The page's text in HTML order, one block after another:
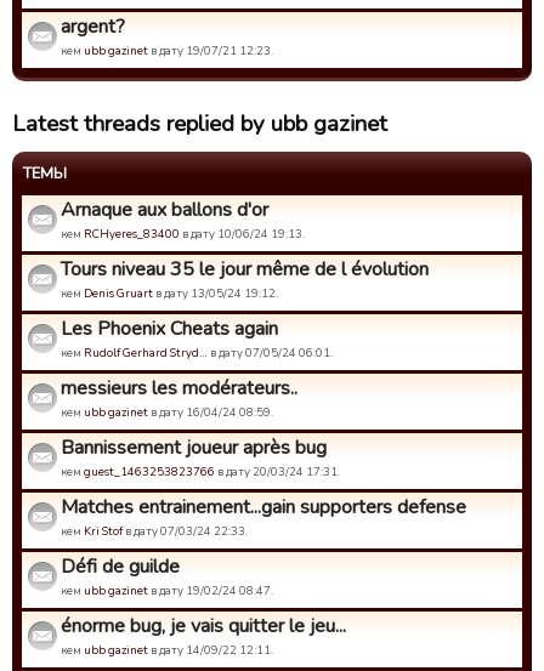
argent?
кем ubb gazinet в дату 19/07/21 12:23.
Latest threads replied by ubb gazinet
ТЕМЫ
Arnaque aux ballons d'or
кем RCHyeres_83400 в дату 10/06/24 19:13.
Tours niveau 35 le jour même de l évolution
кем Denis Gruart в дату 13/05/24 19:12.
Les Phoenix Cheats again
кем Rudolf Gerhard Stryd… в дату 07/05/24 06:01.
messieurs les modérateurs..
кем ubb gazinet в дату 16/04/24 08:59.
Bannissement joueur après bug
кем guest_1463253823766 в дату 20/03/24 17:31.
Matches entrainement...gain supporters defense
кем Kri Stofв дату 07/03/24 22:33.
Défi de guilde
кем ubb gazinet в дату 19/02/24 08:47.
énorme bug, je vais quitter le jeu...
кем ubb gazinet в дату 14/09/22 12:11.